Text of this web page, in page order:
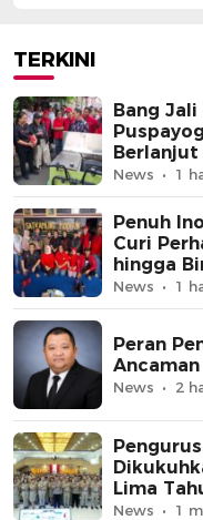
TERKINI
Bang
Berlanjut
News 1
Penuh
Curi
hingga
News 1
Peran
News 2
Lima
News 1